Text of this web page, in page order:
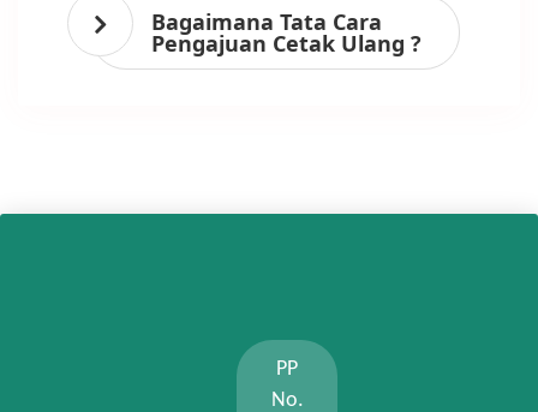
Bagaimana Tata Cara
Pengajuan Cetak Ulang ?
PP
No.